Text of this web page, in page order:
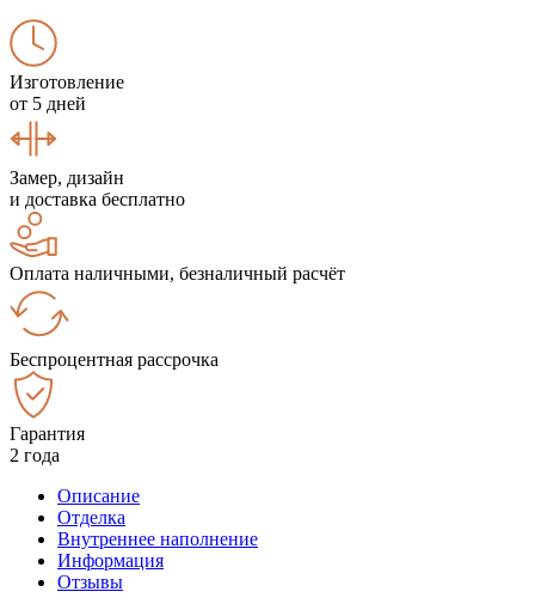
Изготовление
от 5 дней
Замер, дизайн
и доставка бесплатно
Оплата наличными, безналичный расчёт
Беспроцентная рассрочка
Гарантия
2 года
Описание
Отделка
Внутреннее наполнение
Информация
Отзывы